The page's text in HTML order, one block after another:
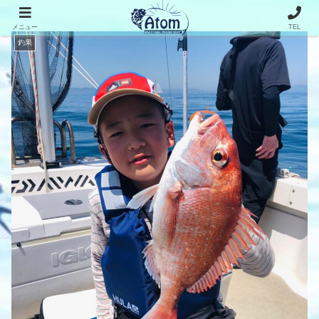
釣果
メニュー TEL